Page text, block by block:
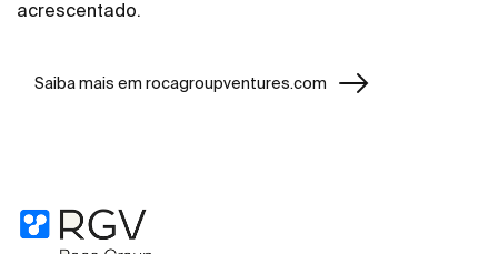
acrescentado.
Saiba mais em rocagroupventures.com